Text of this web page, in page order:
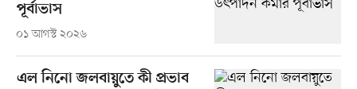
পূর্বাভাস
০১ আগস্ট ২০২৬
এল নিনো জলবায়ুতে কী প্রভাব